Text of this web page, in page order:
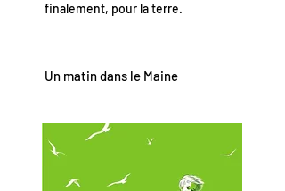
finalement, pour la terre.
Un matin dans le Maine